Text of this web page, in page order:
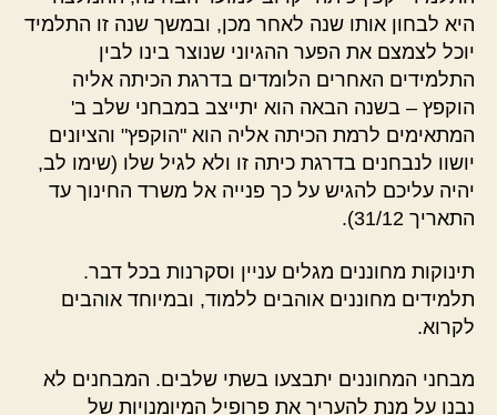
היא לבחון אותו שנה לאחר מכן, ובמשך שנה זו התלמיד
יוכל לצמצם את הפער ההגיוני שנוצר בינו לבין
התלמידים האחרים הלומדים בדרגת הכיתה אליה
הוקפץ – בשנה הבאה הוא יתייצב במבחני שלב ב'
המתאימים לרמת הכיתה אליה הוא "הוקפץ" והציונים
יושוו לנבחנים בדרגת כיתה זו ולא לגיל שלו (שימו לב,
יהיה עליכם להגיש על כך פנייה אל משרד החינוך עד
התאריך 31/12).
תינוקות מחוננים מגלים עניין וסקרנות בכל דבר.
תלמידים מחוננים אוהבים ללמוד, ובמיוחד אוהבים
לקרוא.
מבחני המחוננים יתבצעו בשתי שלבים. המבחנים לא
נבנו על מנת להעריך את פרופיל המיומנויות של